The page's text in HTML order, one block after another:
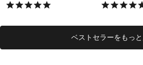
ベストセラーをもっ